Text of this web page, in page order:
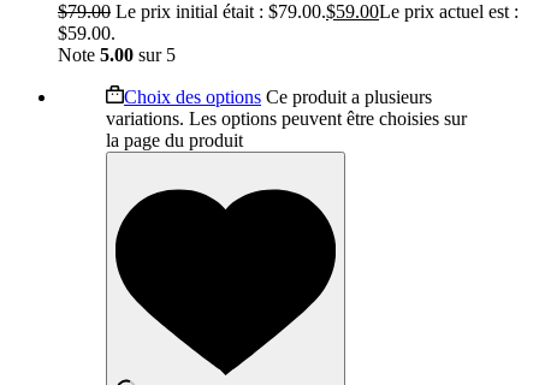
$79.00 Le prix initial était : $79.00.$59.00Le prix actuel est :
$59.00.
Note 5.00 sur 5
Choix des options Ce produit a plusieurs
variations. Les options peuvent être choisies sur
la page du produit